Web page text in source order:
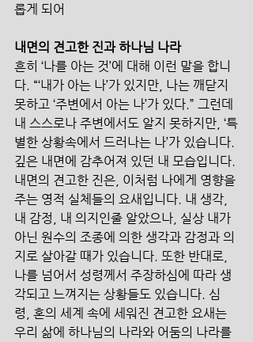
롭게 되어
내면의 견고한 진과 하나님 나라
흔히 ‘나를 아는 것’에 대해 이런 말을 합니
다. “‘내가 아는 나’가 있지만, 나는 깨닫지
못하고 ‘주변에서 아는 나’가 있다.” 그런데
내 스스로나 주변에서도 알지 못하지만, ‘특
별한 상황속에서 드러나는 나’가 있습니다.
깊은 내면에 감추어져 있던 내 모습입니다.
내면의 견고한 진은, 이처럼 나에게 영향을
주는 영적 실체들의 요새입니다. 내 생각,
내 감정, 내 의지인줄 알았으나, 실상 내가
아닌 원수의 조종에 의한 생각과 감정과 의
지로 살아갈 때가 있습니다. 또한 반대로,
나를 넘어서 성령께서 주장하심에 따라 생
각되고 느껴지는 상황들도 있습니다. 심
령, 혼의 세계 속에 세워진 견고한 요새는
우리 삶에 하나님의 나라와 어둠의 나라를